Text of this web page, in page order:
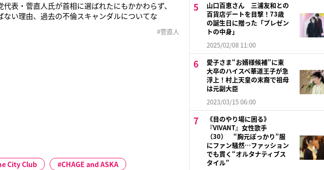
表・菅直人氏が首相に選ばれたにもかかわらず、
い理由、過去の不倫スキャンダルについてな
#菅直人
City Club
CHAGE and ASKA
山口百恵さん 三浦友和との
百貨店デートを目撃！73歳
の誕生日に贈った「プレゼン
トの中身」
2025/02/08 11:00
愛子さま“お婿様候補”に東
大卒のハイスペ華道王子が急
浮上！村上天皇の末裔で祖母
は元副大臣
2023/03/15 06:00
《目のやり場に困る》
『VIVANT』女性歌手
（30） “胸元ぽっかり”服
にファン騒然…ファッション
でも貫く“オルタナティブス
タイル”